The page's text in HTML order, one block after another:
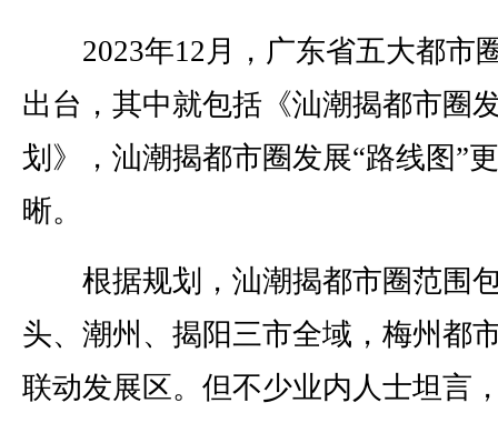
2023年12月，广东省五大都市
出台，其中就包括《汕潮揭都市圈
划》，汕潮揭都市圈发展“路线图”
晰。
根据规划，汕潮揭都市圈范围
头、潮州、揭阳三市全域，梅州都
联动发展区。但不少业内人士坦言